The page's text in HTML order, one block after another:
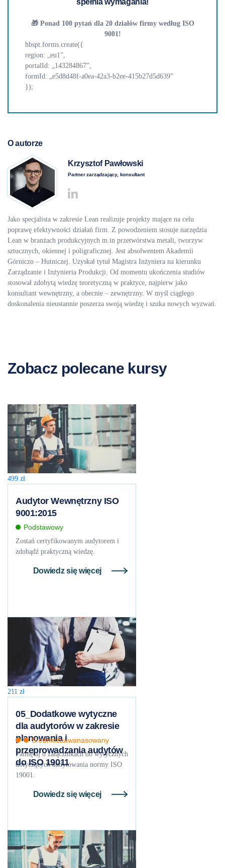
spełnia wymagania!
🎁 Ponad 100 pytań dla 20 działów firmy według ISO
9001!
hbspt.forms.create({
region: „eu1”,
portalId: „143284867”,
formId: „e5d8d48f-a0ea-42a3-b2ee-415b27d5d639”
});
O autorze
Krzysztof Pawłowski
Partner zarządzający, konsultant
Jako specjalista w zakresie Lean realizuje projekty mające na celu
poprawę efektywności działań firm. Z powodzeniem stosuje narzędzia
Lean w branżach produkcyjnych m.in przetwórstwa metali, tworzyw
sztucznych, okiennej i poligraficznej. Jest absolwentem Akademii
Górniczo – Hutniczej. Uzyskał tytuł Magistra Inżyniera na kierunku
Zarządzanie i Inżynieria Produkcji. Od momentu ukończenia studiów
stosował zdobytą wiedzę teoretyczną w praktyce, najpierw jako
konsultant wewnętrzny, a obecnie – zewnętrzny. W myśl ciągłego
doskonalenia nieustannie poszerza swoją wiedzę i szuka nowych wyzwań.
Zobacz polecane kursy
499 zł
Audytor Wewnętrzny ISO
9001:2015
Podstawowy
Zostań certyfikowanym audytorem i
zdobądź praktyczną wiedzę.
Dowiedz się więcej
211 zł
05_Dodatkowe wytyczne
dla audytorów w zakresie
planowania i
przeprowadzania audytów
do ISO 19011
Średniozaawanasowany
Pamiętaj o załącznikach do wytycznych
dotyczących audytowania normy ISO
19001.
Dowiedz się więcej